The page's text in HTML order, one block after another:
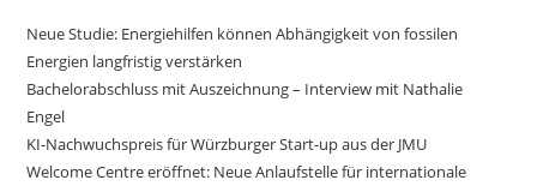
Neue Studie: Energiehilfen können Abhängigkeit von fossilen
Energien langfristig verstärken
Bachelorabschluss mit Auszeichnung – Interview mit Nathalie
Engel
KI-Nachwuchspreis für Würzburger Start-up aus der JMU
Welcome Centre eröffnet: Neue Anlaufstelle für internationale